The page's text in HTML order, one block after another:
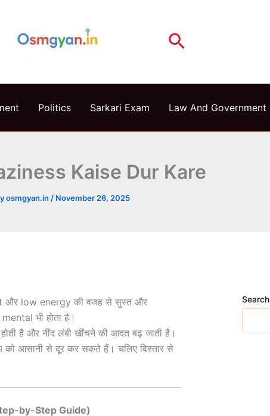
Search
Politics Sarkari Exam Law And Government
Kaise Dur Kare
osmgyan.in / November 26, 2025
और low energy की वजह से सुस्त और
भी होता है।
है और नींद लंबी खींचने की आदत बढ़ जाती है।
आसानी से दूर कर सकते हैं। चलिए विस्तार से
by-Step Guide)
Search